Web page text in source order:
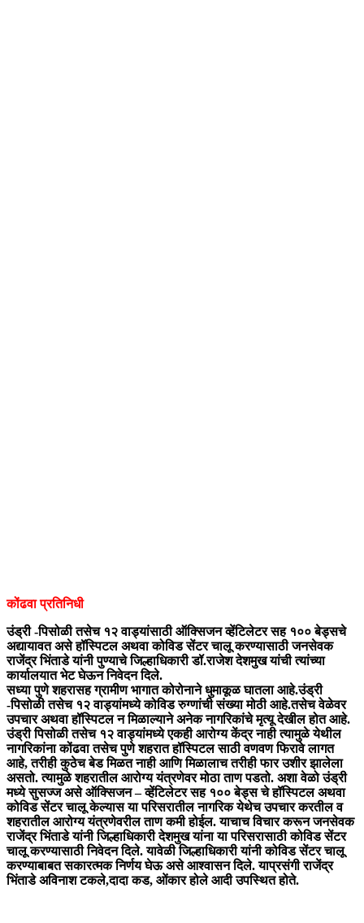
कोंढवा प्रतिनिधी
उंड्री -पिसोळी तसेच १२ वाड्यांसाठी ऑक्सिजन व्हेंटिलेटर सह १०० बेड्सचे
अद्यायावत असे हॉस्पिटल अथवा कोविड सेंटर चालू करण्यासाठी जनसेवक
राजेंद्र भिंताडे यांनी पुण्याचे जिल्हाधिकारी डॉ.राजेश देशमुख यांची त्यांच्या
कार्यालयात भेट घेऊन निवेदन दिले.
सध्या पुणे शहरासह ग्रामीण भागात कोरोनाने धुमाकूळ घातला आहे.उंड्री
-पिसोळी तसेच १२ वाड्यांमध्ये कोविड रुग्णांची संख्या मोठी आहे.तसेच वेळेवर
उपचार अथवा हॉस्पिटल न मिळाल्याने अनेक नागरिकांचे मृत्यू देखील होत आहे.
उंड्री पिसोळी तसेच १२ वाड्यांमध्ये एकही आरोग्य केंद्र नाही त्यामुळे येथील
नागरिकांना कोंढवा तसेच पुणे शहरात हॉस्पिटल साठी वणवण फिरावे लागत
आहे, तरीही कुठेच बेड मिळत नाही आणि मिळालाच तरीही फार उशीर झालेला
असतो. त्यामुळे शहरातील आरोग्य यंत्रणेवर मोठा ताण पडतो. अशा वेळो उंड्री
मध्ये सुसज्ज असे ऑक्सिजन – व्हेंटिलेटर सह १०० बेड्स चे हॉस्पिटल अथवा
कोविड सेंटर चालू केल्यास या परिसरातील नागरिक येथेच उपचार करतील व
शहरातील आरोग्य यंत्रणेवरील ताण कमी होईल. याचाच विचार करून जनसेवक
राजेंद्र भिंताडे यांनी जिल्हाधिकारी देशमुख यांना या परिसरासाठी कोविड सेंटर
चालू करण्यासाठी निवेदन दिले. यावेळी जिल्हाधिकारी यांनी कोविड सेंटर चालू
करण्याबाबत सकारत्मक निर्णय घेऊ असे आश्वासन दिले. याप्रसंगी राजेंद्र
भिंताडे अविनाश टकले,दादा कड, ओंकार होले आदी उपस्थित होते.